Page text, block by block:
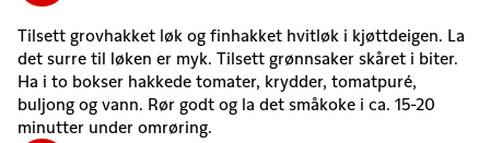
Tilsett grovhakket løk og finhakket hvitløk i kjøttdeigen. La
det surre til løken er myk. Tilsett grønnsaker skåret i biter.
Ha i to bokser hakkede tomater, krydder, tomatpuré,
buljong og vann. Rør godt og la det småkoke i ca. 15-20
minutter under omrøring.